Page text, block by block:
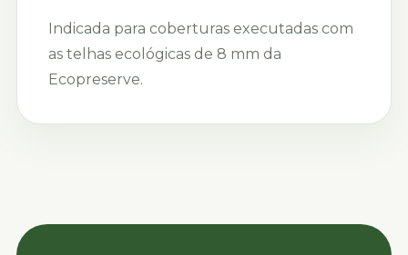
Indicada para coberturas executadas com
as telhas ecológicas de 8 mm da
Ecopreserve.